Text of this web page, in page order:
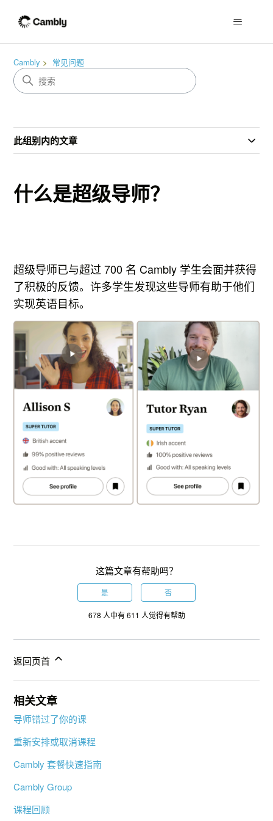
Cambly 常见问题
此组别内的文章
什么是超级导师？
超级导师已与超过 700 名 Cambly 学生会面并获得
了积极的反馈。许多学生发现这些导师有助于他们
实现英语目标。
这篇文章有帮助吗？
是 否
678 人中有 611 人觉得有帮助
返回页首
相关文章
导师错过了你的课
重新安排或取消课程
Cambly 套餐快速指南
Cambly Group
课程回顾